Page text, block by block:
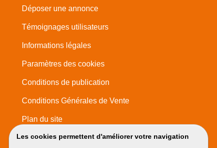
Les cookies permettent d'améliorer votre navigation
Déposer une annonce
Témoignages utilisateurs
Informations légales
Paramètres des cookies
Conditions de publication
Conditions Générales de Vente
Plan du site